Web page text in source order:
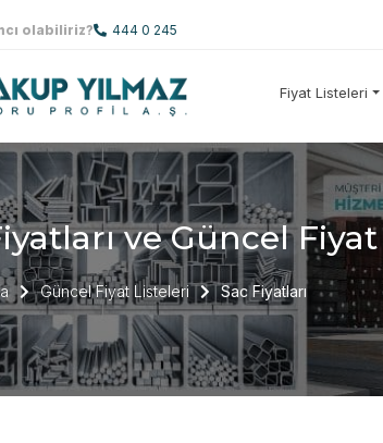
olabiliriz? 444 0 245
Fiyat Listeleri
ve Güncel
Güncel Fiyat Listeleri Sac Fiyatları